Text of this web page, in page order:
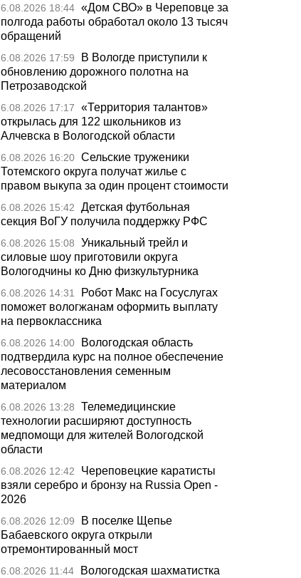
6.08.2026 18:44 «Дом СВО» в Череповце за
полгода работы обработал около 13 тысяч
обращений
6.08.2026 17:59
В Вологде приступили к
обновлению дорожного полотна на
Петрозаводской
6.08.2026 17:17
«Территория талантов»
открылась для 122 школьников из
Алчевска в Вологодской области
6.08.2026 16:20 Сельские труженики
Тотемского округа получат жилье с
правом выкупа за один процент стоимости
6.08.2026 15:42
Детская футбольная
секция ВоГУ получила поддержку РФС
6.08.2026 15:08
Уникальный трейл и
силовые шоу приготовили округа
Вологодчины ко Дню физкультурника
6.08.2026 14:31
Робот Макс на Госуслугах
поможет вологжанам оформить выплату
на первоклассника
6.08.2026 14:00
Вологодская область
подтвердила курс на полное обеспечение
лесовосстановления семенным
материалом
6.08.2026 13:28
Телемедицинские
технологии расширяют доступность
медпомощи для жителей Вологодской
области
6.08.2026 12:42
Череповецкие каратисты
взяли серебро и бронзу на Russia Open -
2026
6.08.2026 12:09
В поселке Щепье
Бабаевского округа открыли
отремонтированный мост
6.08.2026 11:44
Вологодская шахматистка